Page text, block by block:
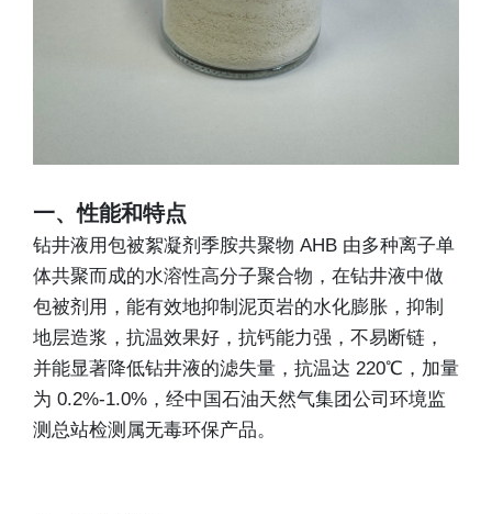
一、性能和特点
钻井液用包被絮凝剂季胺共聚物 AHB 由多种离子单
体共聚而成的水溶性高分子聚合物，在钻井液中做
包被剂用，能有效地抑制泥页岩的水化膨胀，抑制
地层造浆，抗温效果好，抗钙能力强，不易断链，
并能显著降低钻井液的滤失量，抗温达 220℃，加量
为 0.2%-1.0%，经中国石油天然气集团公司环境监
测总站检测属无毒环保产品。